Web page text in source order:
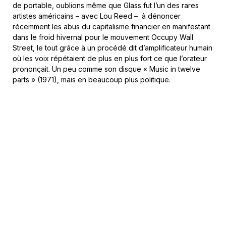
de portable, oublions même que Glass fut l’un des rares
artistes américains – avec Lou Reed – à dénoncer
récemment les abus du capitalisme financier en manifestant
dans le froid hivernal pour le mouvement Occupy Wall
Street, le tout grâce à un procédé dit d’amplificateur humain
où les voix répétaient de plus en plus fort ce que l’orateur
prononçait. Un peu comme son disque « Music in twelve
parts » (1971), mais en beaucoup plus politique.